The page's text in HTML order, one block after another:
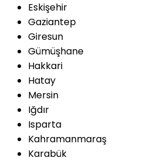
Eskişehir
Gaziantep
Giresun
Gümüşhane
Hakkari
Hatay
Mersin
Iğdır
Isparta
Kahramanmaraş
Karabük